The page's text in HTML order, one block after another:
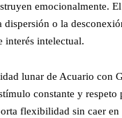
emocionalmente.
dispersión o la
interés intelectual.
lunar de Acuario con
constante y
flexibilidad sin caer